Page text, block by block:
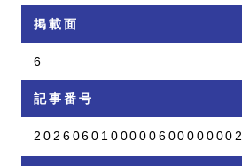
掲載面
6
記事番号
2026060100000600000002